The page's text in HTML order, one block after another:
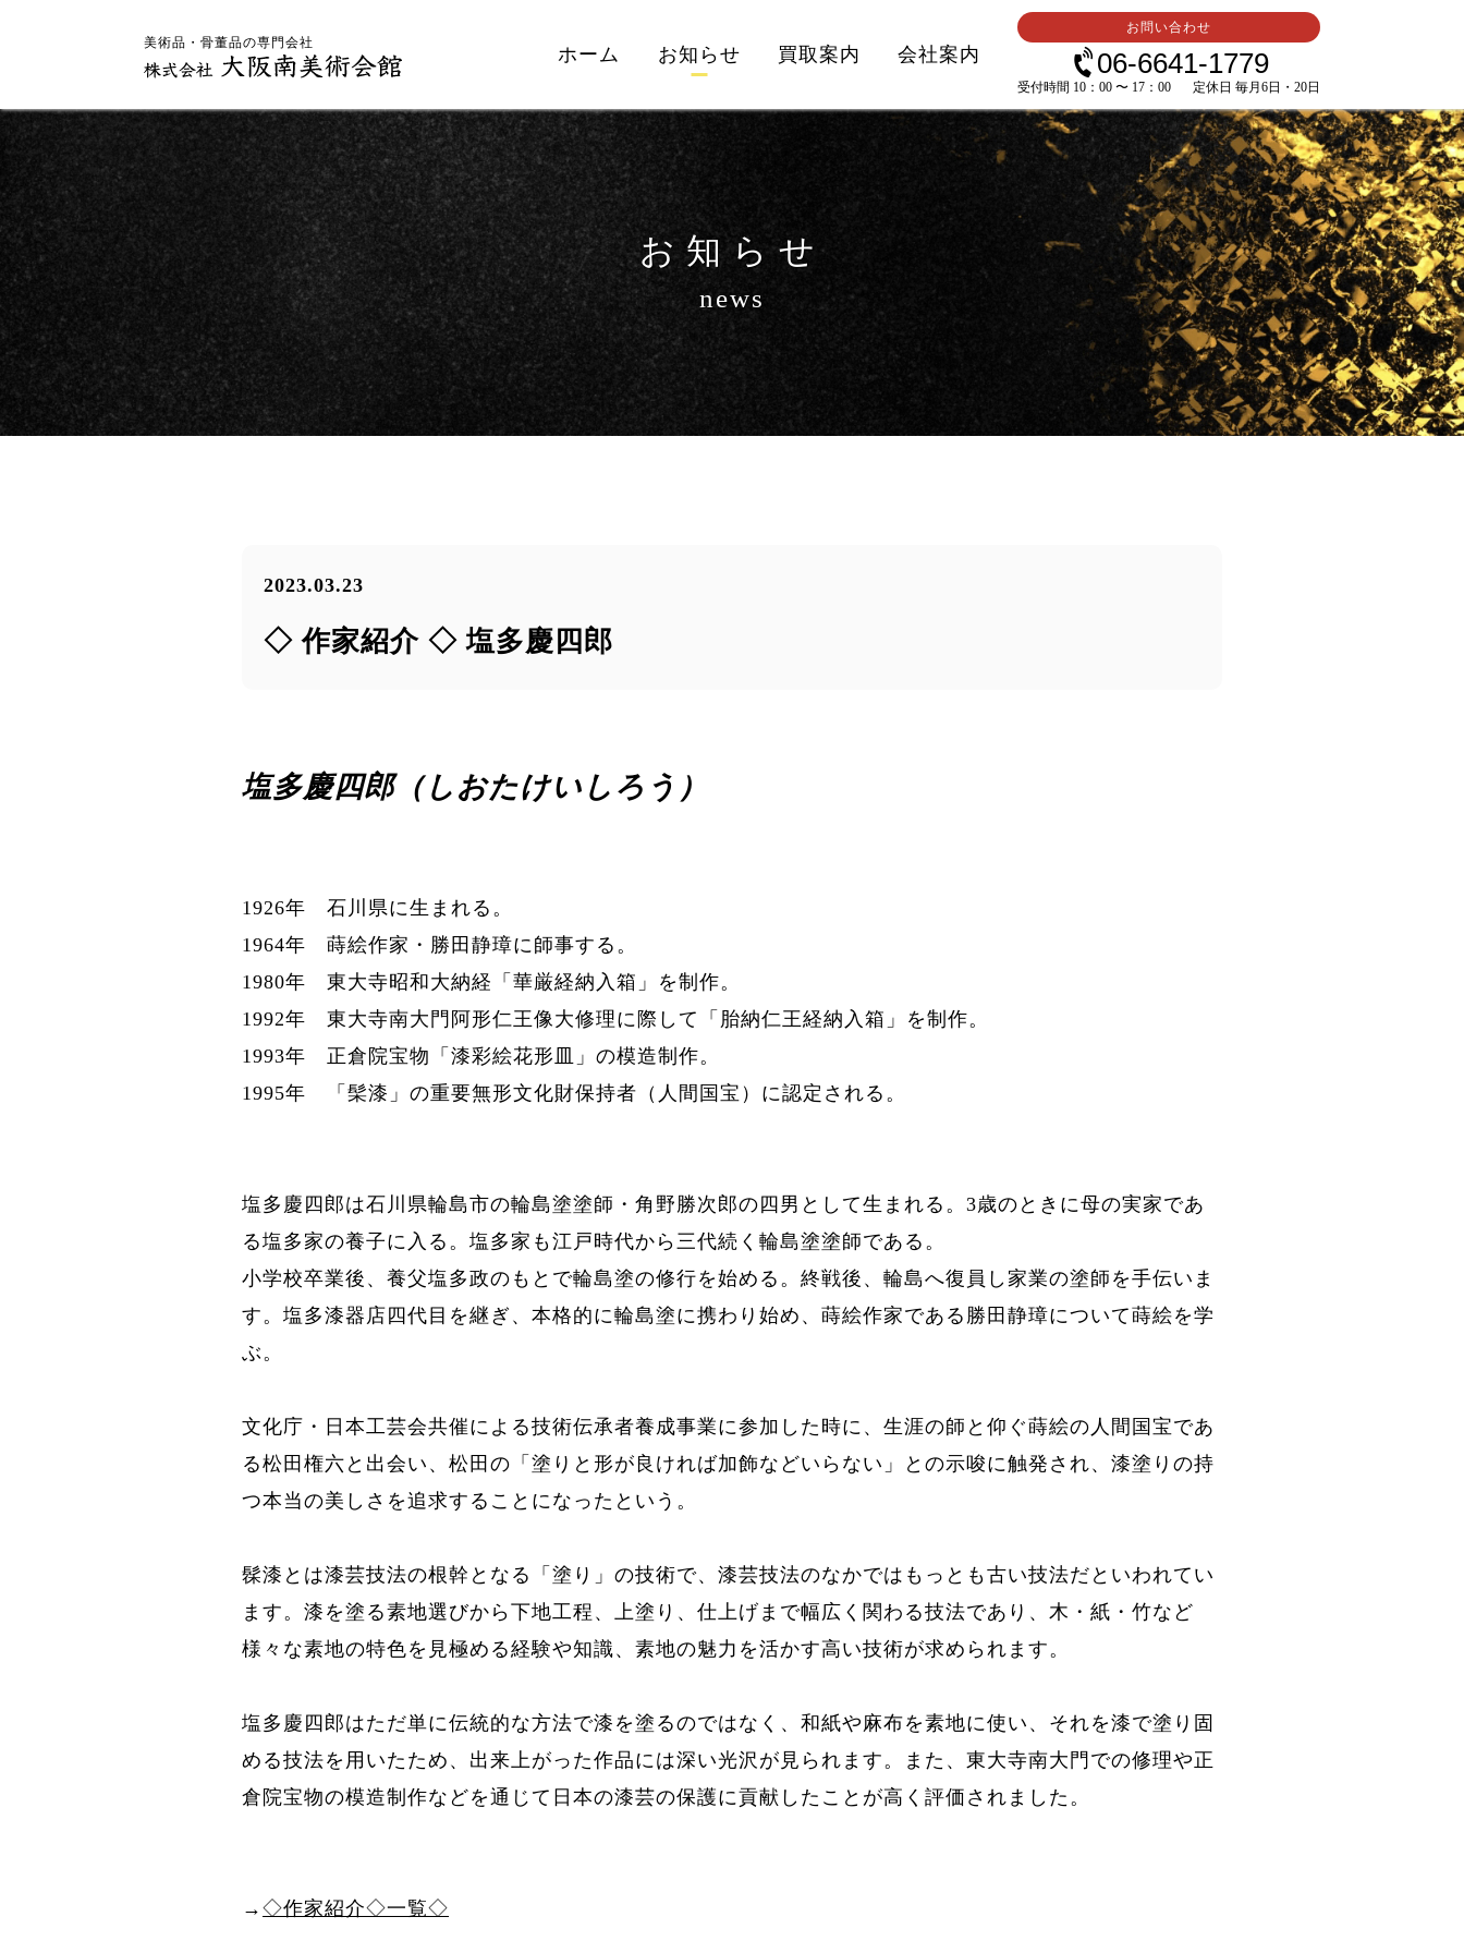
美術品・骨董品の専門会社
ホーム お知らせ 買取案内 会社案内
お問い合わせ
06-6641-1779
受付時間 10：00 〜 17：00 定休日 毎月6日・20日
お知らせ
news
2023.03.23
◇ 作家紹介 ◇ 塩多慶四郎
塩多慶四郎（しおたけいしろう）
1926年 石川県に生まれる。
1964年 蒔絵作家・勝田静璋に師事する。
1980年 東大寺昭和大納経「華厳経納入箱」を制作。
1992年 東大寺南大門阿形仁王像大修理に際して「胎納仁王経納入箱」を制作。
1993年 正倉院宝物「漆彩絵花形皿」の模造制作。
1995年 「髤漆」の重要無形文化財保持者（人間国宝）に認定される。
塩多慶四郎は石川県輪島市の輪島塗塗師・角野勝次郎の四男として生まれる。3歳のときに母の実家であ
る塩多家の養子に入る。塩多家も江戸時代から三代続く輪島塗塗師である。
小学校卒業後、養父塩多政のもとで輪島塗の修行を始める。終戦後、輪島へ復員し家業の塗師を手伝いま
す。塩多漆器店四代目を継ぎ、本格的に輪島塗に携わり始め、 蒔絵作家である勝田静璋について蒔絵を学
ぶ。
文化庁・日本工芸会共催による技術伝承者養成事業に参加した時に、生涯の師と仰ぐ蒔絵の人間国宝であ
る松田権六と出会い、松田の「塗りと形が良ければ加飾などいらない」との示唆に触発され、漆塗りの持
つ本当の美しさを追求することになったという。
髹漆とは漆芸技法の根幹となる「塗り」の技術で、漆芸技法のなかではもっとも古い技法だといわれてい
ます。 漆を塗る素地選びから下地工程、上塗り、仕上げまで幅広く関わる技法であり、木・紙・竹など
様々な素地の特色を見極める経験や知識、素地の魅力を活かす高い技術が求められます。
塩多慶四郎はただ単に伝統的な方法で漆を塗るのではなく、和紙や麻布を素地に使い、それを漆で塗り固
める技法を用いたため、出来上がった作品には深い光沢が見られます。また、東大寺南大門での修理や正
倉院宝物の模造制作などを通じて日本の漆芸の保護に貢献したことが高く評価されました。
→ ◇作家紹介◇一覧◇